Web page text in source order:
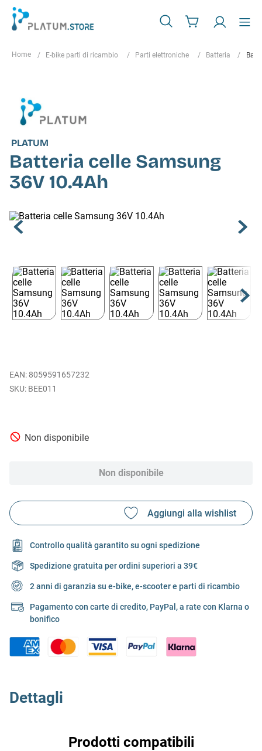
E-bike parti di ricambio Parti elettroniche Batteria
PLATUM
Batteria celle Samsung
36V 10.4Ah
EAN: 8059591657232
BEE011
Non disponibile
Non disponibile
Controllo qualità garantito su ogni spedizione
Spedizione gratuita per ordini superiori a 39€
2 anni di garanzia su e-bike, e-scooter e parti di ricambio
Pagamento con carte di credito, PayPal, a rate con Klarna o
bonifico
Dettagli
Prodotti compatibili